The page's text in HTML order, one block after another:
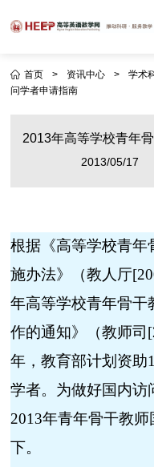
首页 > 资讯中心 > 学术
问学者申请指南
2013年高等学校青年
2013/05/17
根据《高等学校青年
施办法》（教人厅
年高等学校青年骨干
作的通知》（教师司
年，教育部计划资助
学者。为做好国内访
2013年青年骨干教
下。